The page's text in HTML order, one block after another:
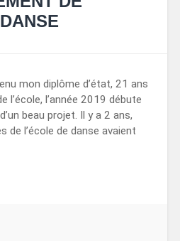
mon diplôme d’état, 21 ans
l’école, l’année 2019 débute
beau projet. Il y a 2 ans,
de l’école de danse avaient